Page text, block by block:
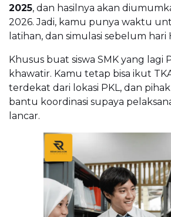
2025, dan hasilnya akan
2026. Jadi, kamu punya waktu
latihan, dan simulasi sebelum hari
Khusus buat siswa SMK yang lagi
khawatir. Kamu tetap bisa ikut
terdekat dari lokasi PKL, dan
bantu koordinasi supaya
lancar.